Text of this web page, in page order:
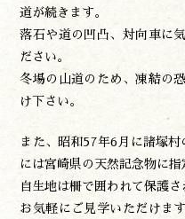
道が続きます。
落石や道の凹凸、対向車に
ださい。
冬場の山道のため、凍結の
け下さい。
また、昭和57年6月に諸塚
には宮崎県の天然記念物に指
自生地は柵で囲われて保護さ
お気軽にご見学いただけま